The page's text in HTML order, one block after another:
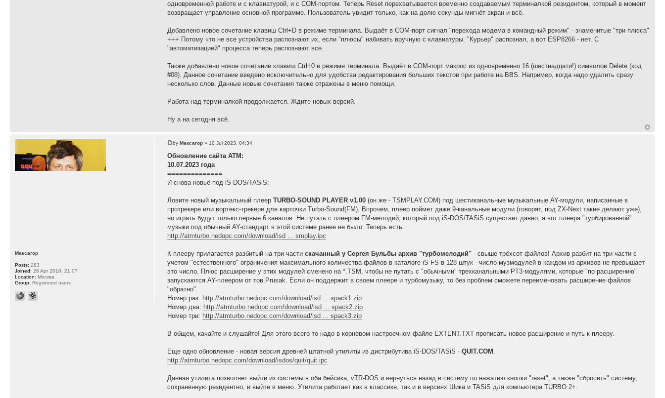
одновременной работе и с клавиатурой, и с COM-портом. Теперь Reset перехватывается временно создаваемым терминалкой резидентом, который в момент
возвращает управление основной программе. Пользователь увидит только, как на долю секунды мигнёт экран и всё.
Добавлено новое сочетание клавиш Ctrl+D в режиме терминала. Выдаёт в COM-порт сигнал "перехода модема в командный режим" - знаменитые "три плюса"
+++ Потому что не все устройства распознают их, если "плюсы" набивать вручную с клавиатуры. "Курьер" распознал, а вот ESP8266 - нет. С
"автоматизацией" процесса теперь распознают все.
Также добавлено новое сочетание клавиш Ctrl+0 в режиме терминала. Выдаёт в COM-порт макрос из одновременно 16 (шестнадцати!) символов Delete (код
#08). Данное сочетание введено исключительно для удобства редактирования больших текстов при работе на BBS. Например, когда надо удалить сразу
несколько слов. Данные новые сочетания также отражены в меню помощи.
Работа над терминалкой продолжается. Ждите новых версий.
Ну а на сегодня всё.
byМаксагор » 10 Jul 2023, 04:34
Обновление сайта АТМ:
10.07.2023 года
==============
И снова новьё под iS-DOS/TASiS:
Ловите новый музыкальный плеерTURBO-SOUND PLAYER v1.00 (он же - TSMPLAY.COM) под шестиканальные музыкальные AY-модули, написанные в
протрекере или вортекс-трекере для карточки Turbo-Sound(FM). Впрочем, плеер поймет даже 9-канальные модули (говорят, под ZX-Next такие делают уже),
но играть будут только первые 6 каналов. Не путать с плеером FM-мелодий, который под iS-DOS/TASiS существет давно, а вот плеера "турбированной"
музыки под обычный AY-стандарт в этой системе ранее не было. Теперь есть.
http://atmturbo.nedopc.com/download/isd ... smplay.ipc
К плееру прилагается разбитый на три частискачанный у Сергея Бульбы архив "турбомелодий" - свыше трёхсот файлов! Архив разбит на три части с
учетом "естественного" ограничения максимального количества файлов в каталоге iS-FS в 128 штук - число музмодулей в каждом из архивов не превышает
это число. Плюс расширение у этих модулей сменено на *.TSM, чтобы не путать с "обычными" трехканальными PT3-модулями, которые "по расширению"
запускаются AY-плеером от тов.Prusak. Если он поддержит в своем плеере и турбомузыку, то без проблем сможете переименовать расширение файлов
"обратно".
Номер раз: http://atmturbo.nedopc.com/download/isd ... spack1.zip
Номер два: http://atmturbo.nedopc.com/download/isd ... spack2.zip
Номер три: http://atmturbo.nedopc.com/download/isd ... spack3.zip
В общем, качайте и слушайте! Для этого всего-то надо в корневом настроечном файле EXTENT.TXT прописать новое расширение и путь к плееру.
Еще одно обновление - новая версия древней штатной утилиты из дистрибутива iS-DOS/TASiS -QUIT.COM
http://atmturbo.nedopc.com/download/isdos/quit/quit.ipc
Данная утилита позволяет выйти из системы в оба бейсика, vTR-DOS и вернуться назад в систему по нажатию кнопки "reset", а также "сбросить" систему,
сохраненную резидентно, и выйте в меню. Утилита работает как в классике, так и в версиях Шика и TASiS для компьютера TURBO 2+.
Максагор
Posts: 283
Joined: 26 Apr 2010, 21:07
Location: Москва
Group: Registered users